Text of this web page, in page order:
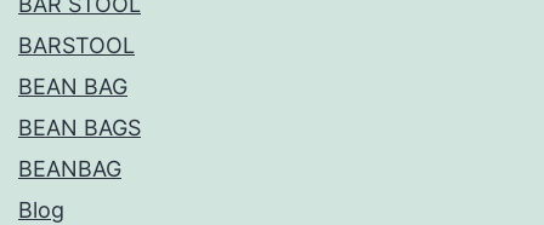
BARSTOOL
BEAN BAG
BEAN BAGS
BEANBAG
Blog